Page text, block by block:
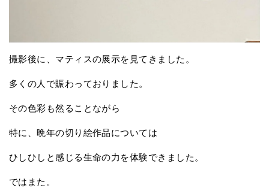
撮影後に、マティスの展示を見てきました。
多くの人で賑わっておりました。
その色彩も然ることながら
特に、晩年の切り絵作品については
ひしひしと感じる生命の力を体験できました。
ではまた。